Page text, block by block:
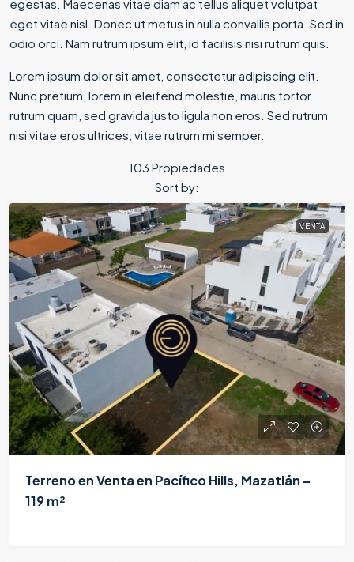
egestas. Maecenas vitae diam ac tellus aliquet volutpat
eget vitae nisl. Donec ut metus in nulla convallis porta. Sed in
odio orci. Nam rutrum ipsum elit, id facilisis nisi rutrum quis.
Lorem ipsum dolor sit amet, consectetur adipiscing elit.
Nunc pretium, lorem in eleifend molestie, mauris tortor
rutrum quam, sed gravida justo ligula non eros. Sed rutrum
nisi vitae eros ultrices, vitae rutrum mi semper.
103 Propiedades
Sort by:
VENTA
Terreno en Venta en Pacífico Hills, Mazatlán –
119 m²